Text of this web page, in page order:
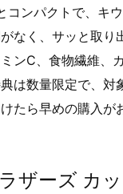
ンパクトで、キ
なく、サッと取り
ンC、食物繊維、
は数量限定で、
たら早めの購入が
ザーズ カ